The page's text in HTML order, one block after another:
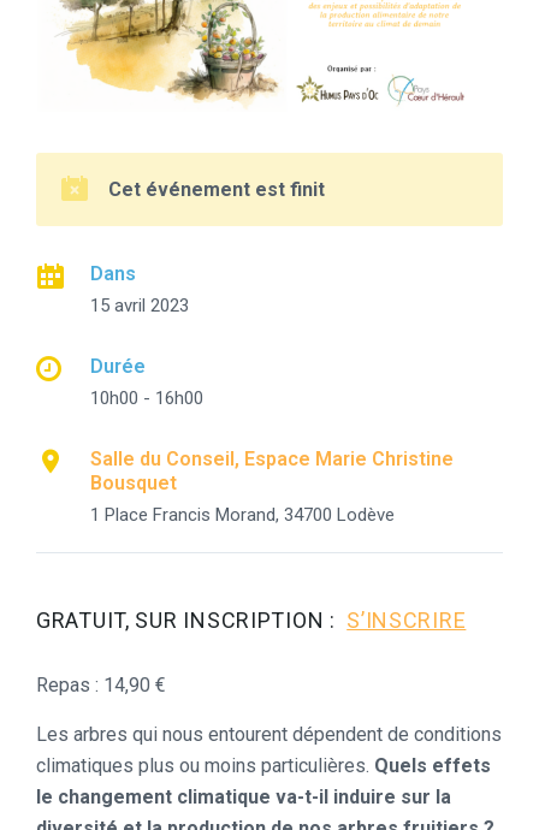
Cet événement est finit
Dans
15 avril 2023
Durée
10h00 - 16h00
Salle du Conseil, Espace Marie Christine
Bousquet
1 Place Francis Morand, 34700 Lodève
GRATUIT, SUR INSCRIPTION : S’INSCRIRE
Repas : 14,90 €
Les arbres qui nous entourent dépendent de conditions
climatiques plus ou moins particulières. Quels effets
le changement climatique va-t-il induire sur la